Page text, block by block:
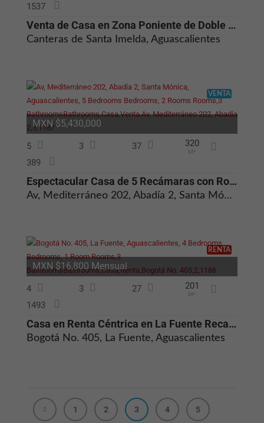
Venta de Casa en Zona Poniente de Doble Altura y Cochera para 3 Autos
Canteras de Santa Imelda, Aguascalientes
1537
VENTA
Espectacular Casa de 5 Recámaras con Roof Garden en Abadía 2 Rancho Sa
Av, Mediterráneo 202, Abadía 2, Santa Mónica, Aguascalientes
5 3 37 320
M²
389
MXN $5,430,000
RENTA
Casa en Renta Céntrica en La Fuente Recamaras en Planta Baja Remodelad
Bogotá No. 405, La Fuente, Aguascalientes
4 3 27 201
M²
1493
MXN $16,800 Mensual
1 2 3 4 5
nuestro sitio
web funcione
correctamente.
ciertas
funciones.
Están
configuradas
funcionen
únicamente
cuando usted
solicitar un
servicio, como
pudiera ser
iniciar sesión o
llenar un
formulario.
Puede
configurar su
navegador para
avisarle sobre
Pero, si las
bloquea,
algunas partes
Cookies de
estadística
Se utilizan para